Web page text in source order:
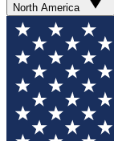
North America